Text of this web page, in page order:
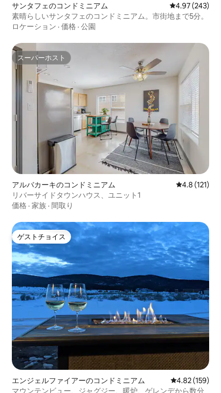
サンタフェのコンドミニアム レビュー243
4.97 (243)
素晴らしいサンタフェのコンドミニアム。市街地まで5分。
ロケーション · 価格 · 公園
スーパーホスト
スーパーホスト
アルバカーキのコンドミニアム レビュー121
4.8 (121)
リバーサイドタウンハウス、ユニット1
価格 · 家族 · 間取り
ゲストチョイス
ゲストチョイス
エンジェルファイアーのコンドミニアム レビュー159
4.82 (159)
マウンテンビュー、ジャグジー、暖炉、ゲレンデから数分